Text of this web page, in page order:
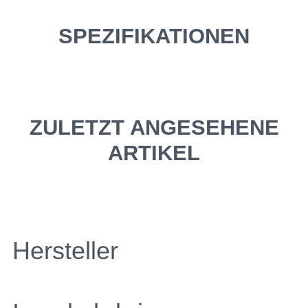
SPEZIFIKATIONEN
ZULETZT ANGESEHENE
ARTIKEL
Hersteller